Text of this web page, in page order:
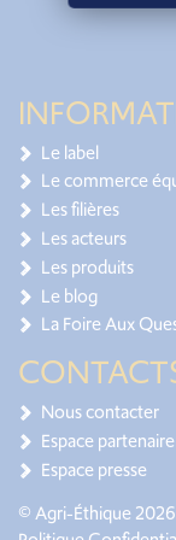
Le label
Le commerce
Les filières
Les acteurs
Les produits
Le blog
La Foire Aux
Nous contacter
Espace partenaire
Espace presse
© Agri-Éthique 2026